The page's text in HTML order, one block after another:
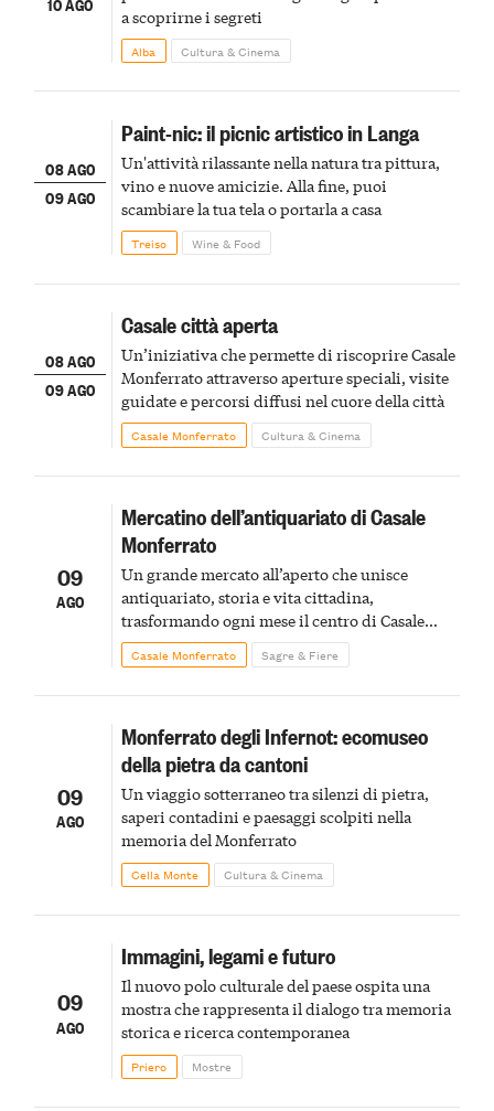
a scoprirne i segreti
Alba Cultura & Cinema
08 AGO
09 AGO
Paint-nic: il picnic artistico in Langa
Un'attività rilassante nella natura tra pittura,
vino e nuove amicizie. Alla fine, puoi
scambiare la tua tela o portarla a casa
Treiso Wine & Food
08 AGO
09 AGO
Casale città aperta
Un’iniziativa che permette di riscoprire Casale
Monferrato attraverso aperture speciali, visite
guidate e percorsi diffusi nel cuore della città
Casale Monferrato Cultura & Cinema
09
AGO
Mercatino dell’antiquariato di Casale
Monferrato
Un grande mercato all’aperto che unisce
antiquariato, storia e vita cittadina,
trasformando ogni mese il centro di Casale
Monferrato in un luogo di scoperta e racconto
Casale Monferrato Sagre & Fiere
09
AGO
Monferrato degli Infernot: ecomuseo
della pietra da cantoni
Un viaggio sotterraneo tra silenzi di pietra,
saperi contadini e paesaggi scolpiti nella
memoria del Monferrato
Cella Monte Cultura & Cinema
09
AGO
Immagini, legami e futuro
Il nuovo polo culturale del paese ospita una
mostra che rappresenta il dialogo tra memoria
storica e ricerca contemporanea
Priero Mostre